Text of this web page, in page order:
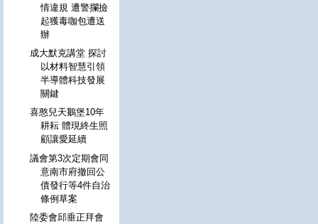
情違規 遭警攔撿
起獲毒咖包遭送
辦
成大默克講堂 探討
以材料智慧引領
半導體科技發展
關鍵
喜憨兒天鵝堡10年
耕耘 體現終生照
顧讓愛延續
議會第3次定期會同
意南市府撤回公
債發行等4件自治
條例草案
陸委會邱垂正拜會